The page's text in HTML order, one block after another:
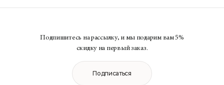
Подпишитесь на рассылку, и мы подарим вам 5%
скидку на первый заказ.
Подписаться